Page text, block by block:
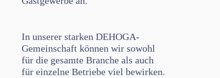
In unserer starken DEHOGA-
Gemeinschaft können wir sowohl
für die gesamte Branche als auch
für einzelne Betriebe viel bewirken.